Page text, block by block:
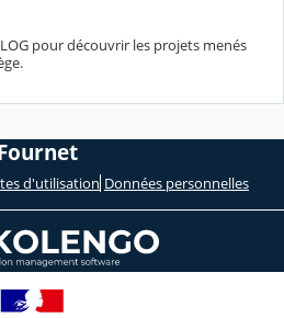
pour découvrir les projets menés
d'utilisation Données personnelles